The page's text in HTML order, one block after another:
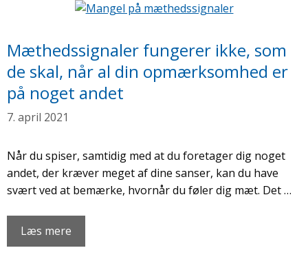
Mæthedssignaler fungerer ikke, som
de skal, når al din opmærksomhed er
på noget andet
7. april 2021
Når du spiser, samtidig med at du foretager dig noget
andet, der kræver meget af dine sanser, kan du have
svært ved at bemærke, hvornår du føler dig mæt. Det …
Læs mere